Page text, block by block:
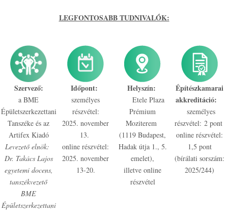
LEGFONTOSABB TUDNIVALÓK:
Szervező:
a BME
Épületszerkezettani
Tanszéke és az
Artifex Kiadó
Levezető elnök:
Dr. Takács Lajos
egyetemi docens,
tanszékvezető
BME
Épületszerkezettani
Időpont:
személyes
részvétel:
2025. november
13.
online részvétel:
2025. november
13-20.
Helyszín:
Etele Plaza
Prémium
Moziterem
(1119 Budapest,
Hadak útja 1., 5.
emelet),
illetve online
részvétel
Építészkamarai
akkreditáció:
személyes
részvétel: 2 pont
online részvétel:
1,5 pont
(bírálati sorszám:
2025/244)